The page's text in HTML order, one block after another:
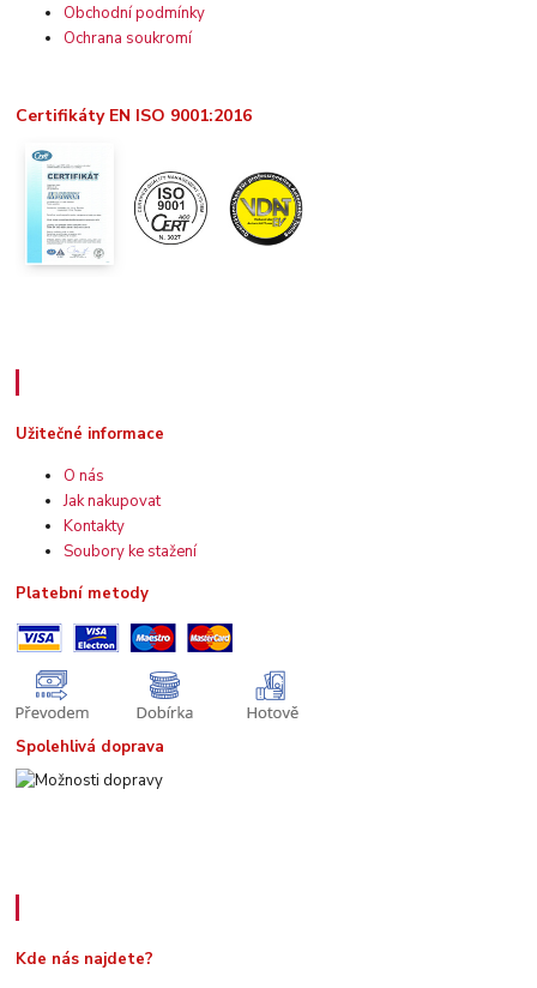
Obchodní podmínky
Ochrana soukromí
Certifikáty EN ISO 9001:2016
Užitečné informace
O nás
Jak nakupovat
Kontakty
Soubory ke stažení
Platební metody
Spolehlivá doprava
Kde nás najdete?